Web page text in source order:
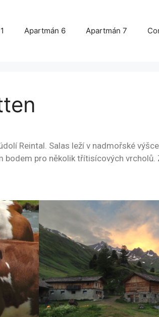
Apartmán 6 Apartmán 7
Reintal. Salas leží v nadmořské
pro několik třítisícových vrcholů.